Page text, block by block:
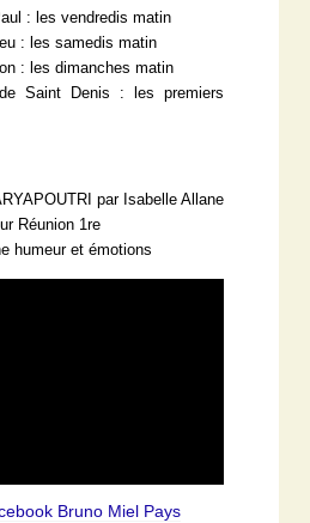
: les vendredis matin
: les samedis matin
: les dimanches matin
Saint Denis : les premiers
par Isabelle Allane
Réunion 1re
humeur et émotions
Bruno Miel Pays